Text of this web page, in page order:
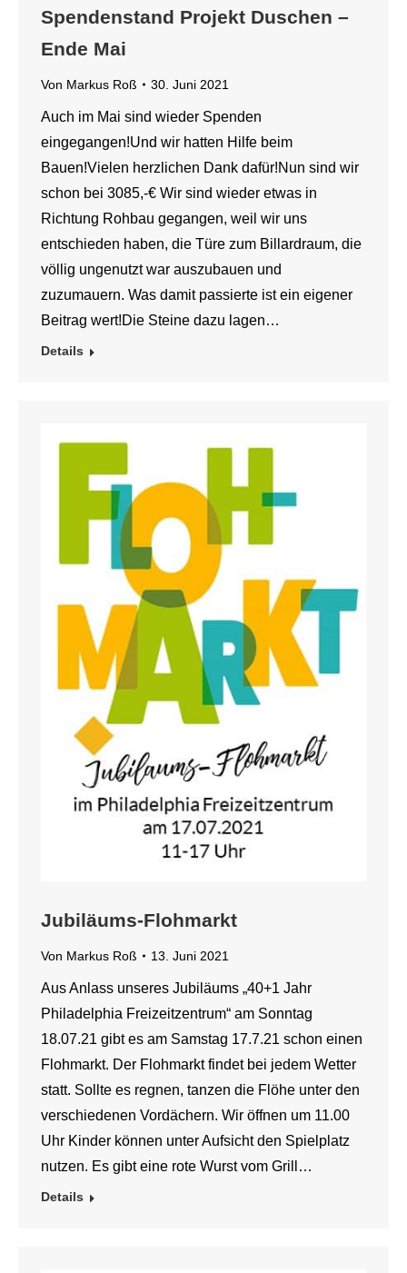
Spendenstand Projekt Duschen –
Ende Mai
Von Markus Roß 30. Juni 2021
Auch im Mai sind wieder Spenden
eingegangen!Und wir hatten Hilfe beim
Bauen!Vielen herzlichen Dank dafür!Nun sind wir
schon bei 3085,-€ Wir sind wieder etwas in
Richtung Rohbau gegangen, weil wir uns
entschieden haben, die Türe zum Billardraum, die
völlig ungenutzt war auszubauen und
zuzumauern. Was damit passierte ist ein eigener
Beitrag wert!Die Steine dazu lagen…
Details
Jubiläums-Flohmarkt
Von Markus Roß 13. Juni 2021
Aus Anlass unseres Jubiläums „40+1 Jahr
Philadelphia Freizeitzentrum“ am Sonntag
18.07.21 gibt es am Samstag 17.7.21 schon einen
Flohmarkt. Der Flohmarkt findet bei jedem Wetter
statt. Sollte es regnen, tanzen die Flöhe unter den
verschiedenen Vordächern. Wir öffnen um 11.00
Uhr Kinder können unter Aufsicht den Spielplatz
nutzen. Es gibt eine rote Wurst vom Grill…
Details